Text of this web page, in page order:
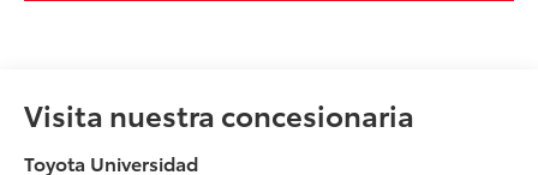
Visita nuestra concesionaria
Toyota Universidad